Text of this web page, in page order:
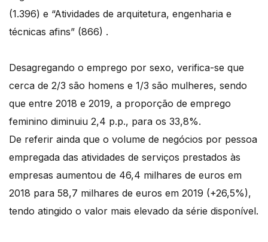
(1.396) e “Atividades de arquitetura, engenharia e
técnicas afins” (866) .
Desagregando o emprego por sexo, verifica-se que
cerca de 2/3 são homens e 1/3 são mulheres, sendo
que entre 2018 e 2019, a proporção de emprego
feminino diminuiu 2,4 p.p., para os 33,8%.
De referir ainda que o volume de negócios por pessoa
empregada das atividades de serviços prestados às
empresas aumentou de 46,4 milhares de euros em
2018 para 58,7 milhares de euros em 2019 (+26,5%),
tendo atingido o valor mais elevado da série disponível.